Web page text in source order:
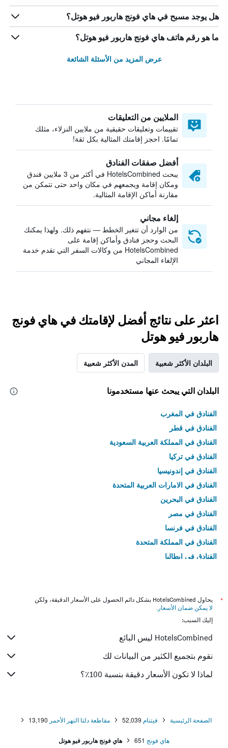
هل يوجد مسبح في هاي فونج هاربور فيو هوتل؟
ما هو رقم هاتف هاي فونج هاربور فيو هوتل؟
عرض المزيد من الأسئلة الشائعة
الملايين من التعليقات
تقييمات وتعليقات حقيقية من ملايين النزلاء، مثلك
تمامًا. احجز إقامتك المثالية بكل ثقة!
أفضل صفقات الفنادق
يبحث HotelsCombined في أكثر من 3 ملايين فندق
ومكان إقامة ويجمعهم في مكان واحد حتى تتمكن من
مقارنة أماكن الإقامة المثالية.
إلغاء مجاني
من الوارد أن تتغير الخطط — نتفهم ذلك. ولهذا يمكنك
البحث وحجز فنادق وأماكن إقامة على
HotelsCombined من وكالات السفر التي تقدم خدمة
الإلغاء المجاني
اعثر على نتائج أفضل لإقامتك في هاي فونج
هاربور فيو هوتل
البلدان الأكثر شعبية المدن الأكثر شعبية
البلدان التي يبحث عنها مستخدمونا
الفنادق في المغرب
الفنادق في قطر
الفنادق في المملكة العربية السعودية
الفنادق في تركيا
الفنادق في إندونيسيا
الفنادق في الامارات العربية المتحدة
الفنادق في البحرين
الفنادق في مصر
الفنادق في فرنسا
الفنادق في المملكة المتحدة
الفنادق في إيطاليا
*
يحاول HotelsCombined بشكل دائم الحصول على الأسعار الدقيقة، ولكن
لا يمكن ضمان الأسعار .
إليك السبب:
HotelsCombined ليس البائع
نقوم بتجميع الكثير من البيانات لك
لماذا لا تكون الأسعار دقيقة بنسبة 100٪؟
الصفحة الرئيسية فيتنام 52,039 مقاطعة دلتا النهر الأحمر 13,190
هاي فونج 651 هاي فونج هاربور فيو هوتل